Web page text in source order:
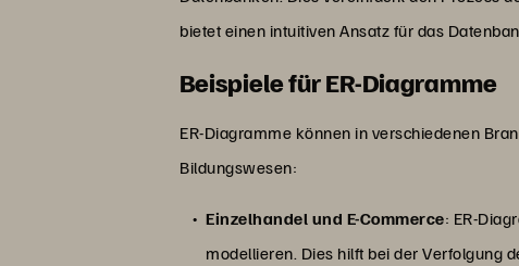
bietet einen intuitiven Ansatz für das
Beispiele für ER-Diagramme
ER-Diagramme können in verschiedenen
Bildungswesen:
Einzelhandel und E-Commerce: ER-
modellieren. Dies hilft bei der Verfolgung